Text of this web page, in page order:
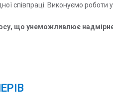
співпраці. Виконуємо роботи
що унеможливлює